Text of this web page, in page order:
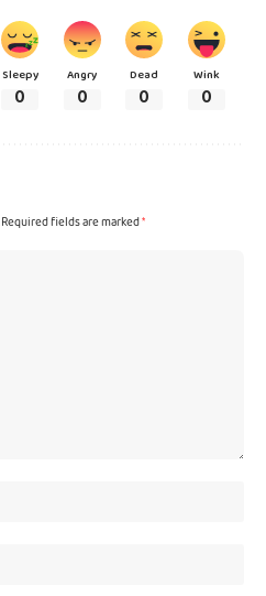
Sleepy
0
Angry
0
Dead
0
Wink
0
Required fields are marked*